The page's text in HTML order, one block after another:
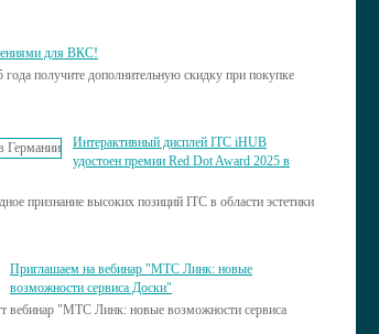
для ВКС!
года получите дополнительную скидку при покупке
Интерактивный дисплей ITC iHUB
удостоен премии Red Dot Award 2025 в
признание высоких позиций ITC в области эстетики
Приглашаем на вебинар "МТС Линк: новые
возможности сервиса Доски"
"МТС Линк: новые возможности сервиса